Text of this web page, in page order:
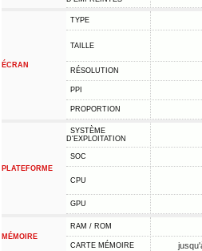
ÉCRAN
TYPE
TAILLE
RÉSOLUTION
PPI
PROPORTION
PLATEFORME
SYSTÈME
D'EXPLOITATION
SOC
CPU
GPU
MÉMOIRE
RAM / ROM
CARTE MÉMOIRE